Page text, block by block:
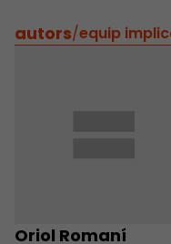
autors/equip
Oriol Romaní